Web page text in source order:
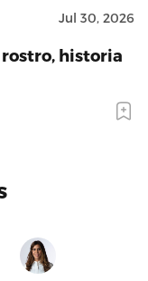
Jul 30, 2026
historia